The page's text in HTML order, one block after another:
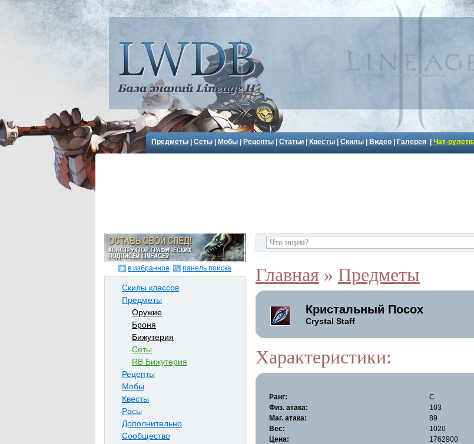
Предметы| Сеты| Мобы| Рецепты| Статьи| Квесты| Скилы| Видео| Галерея| Чат-
в избранное панель поиска
Скилы классов
Предметы
Оружие
Броня
Бижутерия
Сеты
RB Бижутерия
Рецепты
Мобы
Квесты
Расы
Дополнительно
Сообщество
Главная » Предметы
Кристальный Посох
Crystal Staff
Характеристики:
Ранг:
C
Физ. атака:
103
Маг. атака:
89
Вес:
1020
Цена:
1762900